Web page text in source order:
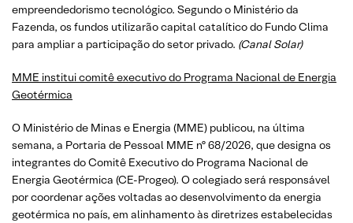
empreendedorismo tecnológico. Segundo o Ministério da
Fazenda, os fundos utilizarão capital catalítico do Fundo Clima
para ampliar a participação do setor privado. (Canal Solar)
MME institui comitê executivo do Programa Nacional de Energia
Geotérmica
O Ministério de Minas e Energia (MME) publicou, na última
semana, a Portaria de Pessoal MME nº 68/2026, que designa os
integrantes do Comitê Executivo do Programa Nacional de
Energia Geotérmica (CE-Progeo). O colegiado será responsável
por coordenar ações voltadas ao desenvolvimento da energia
geotérmica no país, em alinhamento às diretrizes estabelecidas